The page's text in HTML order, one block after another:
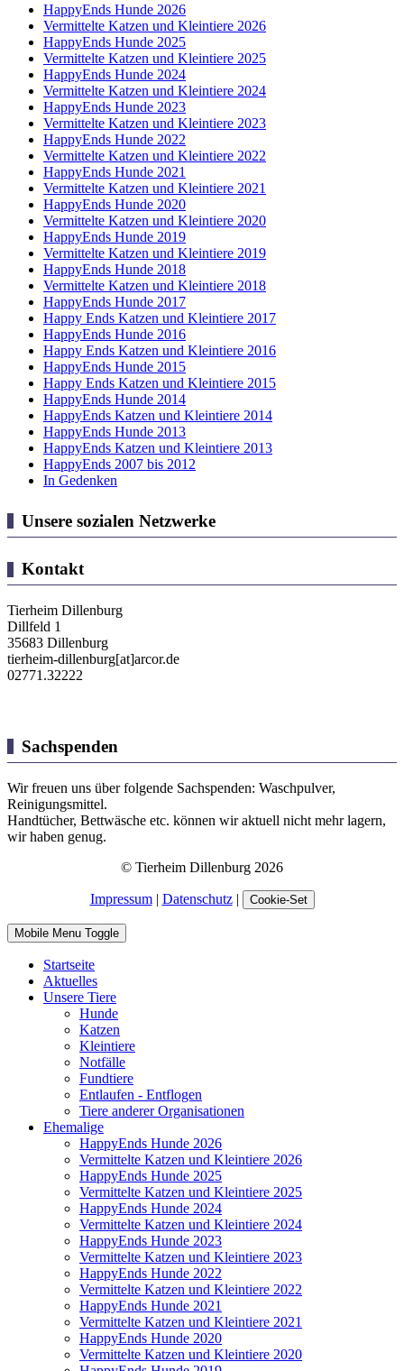
HappyEnds Hunde 2026
Vermittelte Katzen und Kleintiere 2026
HappyEnds Hunde 2025
Vermittelte Katzen und Kleintiere 2025
HappyEnds Hunde 2024
Vermittelte Katzen und Kleintiere 2024
HappyEnds Hunde 2023
Vermittelte Katzen und Kleintiere 2023
HappyEnds Hunde 2022
Vermittelte Katzen und Kleintiere 2022
HappyEnds Hunde 2021
Vermittelte Katzen und Kleintiere 2021
HappyEnds Hunde 2020
Vermittelte Katzen und Kleintiere 2020
HappyEnds Hunde 2019
Vermittelte Katzen und Kleintiere 2019
HappyEnds Hunde 2018
Vermittelte Katzen und Kleintiere 2018
HappyEnds Hunde 2017
Happy Ends Katzen und Kleintiere 2017
HappyEnds Hunde 2016
Happy Ends Katzen und Kleintiere 2016
HappyEnds Hunde 2015
Happy Ends Katzen und Kleintiere 2015
HappyEnds Hunde 2014
HappyEnds Katzen und Kleintiere 2014
HappyEnds Hunde 2013
HappyEnds Katzen und Kleintiere 2013
HappyEnds 2007 bis 2012
In Gedenken
Unsere sozialen Netzwerke
Kontakt
Tierheim Dillenburg
Dillfeld 1
35683 Dillenburg
tierheim-dillenburg[at]arcor.de
02771.32222
Sachspenden
Wir freuen uns über folgende Sachspenden: Waschpulver,
Reinigungsmittel.
Handtücher, Bettwäsche etc. können wir aktuell nicht mehr lagern,
wir haben genug.
© Tierheim Dillenburg 2026
Impressum| Datenschutz| Cookie-Set
Mobile Menu Toggle
Startseite
Aktuelles
Unsere Tiere
Hunde
Katzen
Kleintiere
Notfälle
Fundtiere
Entlaufen - Entflogen
Tiere anderer Organisationen
Ehemalige
HappyEnds Hunde 2026
Vermittelte Katzen und Kleintiere 2026
HappyEnds Hunde 2025
Vermittelte Katzen und Kleintiere 2025
HappyEnds Hunde 2024
Vermittelte Katzen und Kleintiere 2024
HappyEnds Hunde 2023
Vermittelte Katzen und Kleintiere 2023
HappyEnds Hunde 2022
Vermittelte Katzen und Kleintiere 2022
HappyEnds Hunde 2021
Vermittelte Katzen und Kleintiere 2021
HappyEnds Hunde 2020
Vermittelte Katzen und Kleintiere 2020